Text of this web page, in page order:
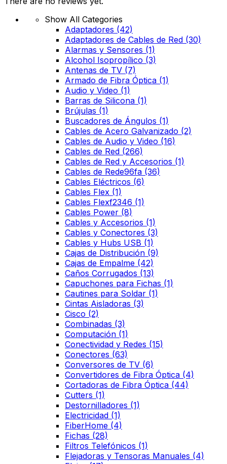
Show All Categories
Adaptadores (42)
Adaptadores de Cables de Red (30)
Alarmas y Sensores (1)
Alcohol Isopropílico (3)
Antenas de TV (7)
Armado de Fibra Óptica (1)
Audio y Video (1)
Barras de Silicona (1)
Brújulas (1)
Buscadores de Ángulos (1)
Cables de Acero Galvanizado (2)
Cables de Audio y Video (16)
Cables de Red (266)
Cables de Red y Accesorios (1)
Cables de Rede96fa (36)
Cables Eléctricos (6)
Cables Flex (1)
Cables Flexf2346 (1)
Cables Power (8)
Cables y Accesorios (1)
Cables y Conectores (3)
Cables y Hubs USB (1)
Cajas de Distribución (9)
Cajas de Empalme (42)
Caños Corrugados (13)
Capuchones para Fichas (1)
Cautines para Soldar (1)
Cintas Aisladoras (3)
Cisco (2)
Combinadas (3)
Computación (1)
Conectividad y Redes (15)
Conectores (63)
Conversores de TV (6)
Convertidores de Fibra Óptica (4)
Cortadoras de Fibra Óptica (44)
Cutters (1)
Destornilladores (1)
Electricidad (1)
FiberHome (4)
Fichas (28)
Filtros Telefónicos (1)
Flejadoras y Tensoras Manuales (4)